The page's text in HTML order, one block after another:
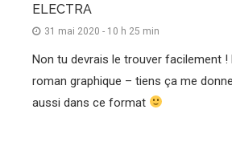
ELECTRA
31 mai 2020 - 10 h 25 min
Non tu devrais le trouver facilement !
roman graphique – tiens ça me
aussi dans ce format